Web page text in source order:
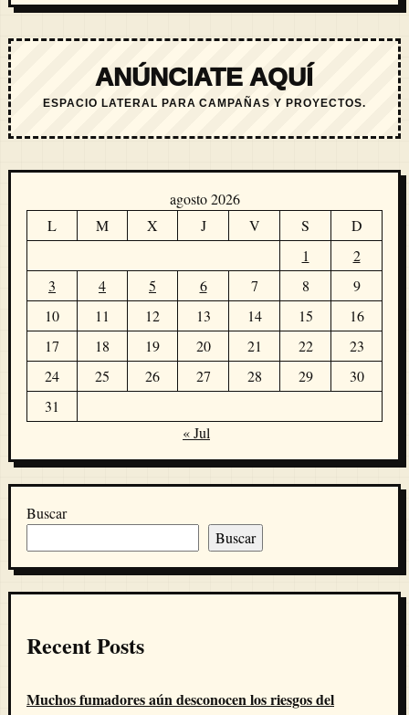
ANÚNCIATE AQUÍ
ESPACIO LATERAL PARA CAMPAÑAS Y PROYECTOS.
agosto 2026
L
M X J V S
D
1
2
3
4 5 6 7 8
9
10
11 12 13 14 15
16
17
18 19 20 21 22
23
24
25 26 27 28 29
30
31
« Jul
Buscar
Buscar
Recent Posts
Muchos fumadores aún desconocen los riesgos del